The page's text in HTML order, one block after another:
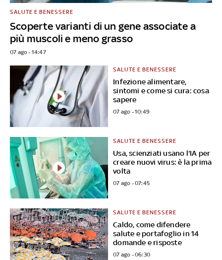
Scoperte varianti di un gene associate a
più muscoli e meno grasso
SALUTE E BENESSERE
07 ago - 14:47
Infezione alimentare,
sintomi e come si cura: cosa
sapere
SALUTE E BENESSERE
07 ago - 10:49
Usa, scienziati usano l'IA per
creare nuovi virus: è la prima
volta
SALUTE E BENESSERE
07 ago - 07:45
Caldo, come difendere
salute e portafoglio in 14
domande e risposte
SALUTE E BENESSERE
07 ago - 06:30